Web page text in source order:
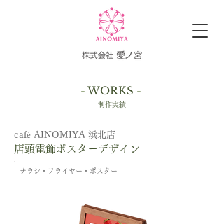
- WORKS -
制作実績
​café AINOMIYA 浜北店
店頭電飾ポスターデザイン
チラシ・フライヤー・ポスター